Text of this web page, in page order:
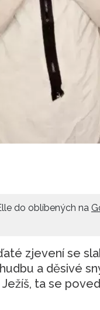
do oblíbených na
zjevení se
a děsivé
ta se